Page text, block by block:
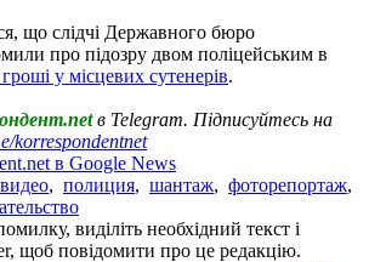
що слідчі Державного бюро
про підозру двом поліцейським в
у місцевих сутенерів.
в Telegram. Підписуйтесь на
korrespondentnet
в Google News
видео, полиция, шантаж, фоторепортаж,
виділіть необхідний текст і
щоб повідомити про це редакцію.